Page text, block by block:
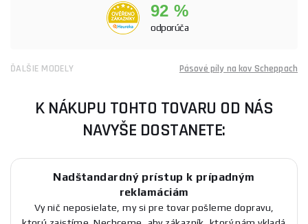
92 %
odporúča
ĎALŠIE MODELY Pásové píly na kov Scheppach
K NÁKUPU TOHTO TOVARU OD NÁS
NAVYŠE DOSTANETE:
Nadštandardný prístup k prípadným
reklamáciám
Vy nič neposielate, my si pre tovar pošleme dopravu,